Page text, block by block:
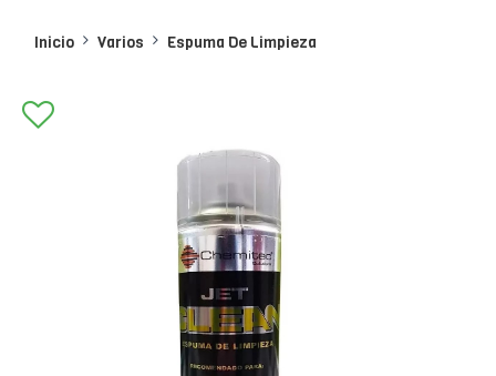
Inicio Varios Espuma De Limpieza